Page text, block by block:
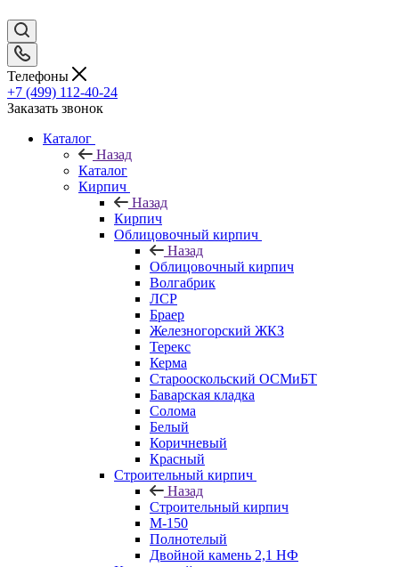
Телефоны
+7 (499) 112-40-24
Заказать звонок
Каталог
Назад
Каталог
Кирпич
Назад
Кирпич
Облицовочный кирпич
Назад
Облицовочный кирпич
Волгабрик
ЛСР
Браер
Железногорский ЖКЗ
Терекс
Керма
Старооскольский ОСМиБТ
Баварская кладка
Солома
Белый
Коричневый
Красный
Строительный кирпич
Назад
Строительный кирпич
М-150
Полнотелый
Двойной камень 2,1 НФ